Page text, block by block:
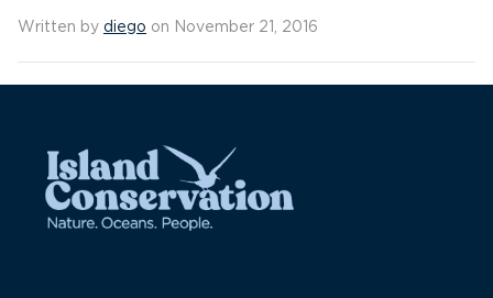
Written by diego on November 21, 2016